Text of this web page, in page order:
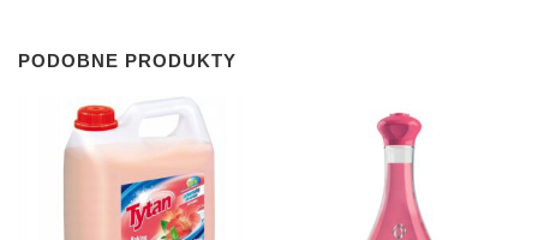
PODOBNE PRODUKTY